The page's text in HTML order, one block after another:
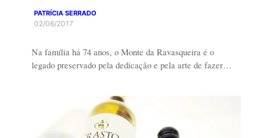
PATRÍCIA SERRADO
02/06/2017
Na família há 74 anos, o Monte da Ravasqueira é o
legado preservado pela dedicação e pela arte de fazer…